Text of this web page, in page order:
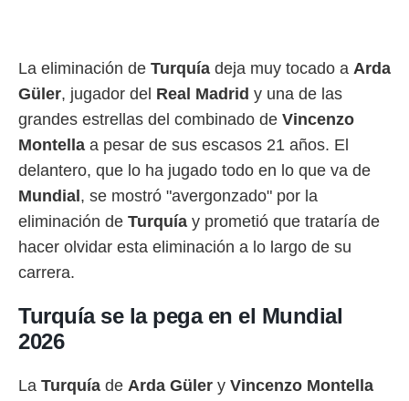
el sitio
se
para
o
no
acceder a
web a
La eliminación de Turquía deja muy tocado a Arda
Güler, jugador del Real Madrid y una de las
grandes estrellas del combinado de Vincenzo
Montella a pesar de sus escasos 21 años. El
delantero, que lo ha jugado todo en lo que va de
Mundial , se mostró "avergonzado" por la
eliminación de Turquía y prometió que trataría de
hacer olvidar esta eliminación a lo largo de su
carrera.
Turquía se la pega en el Mundial
2026
La Turquía de Arda Güler y Vincenzo Montella